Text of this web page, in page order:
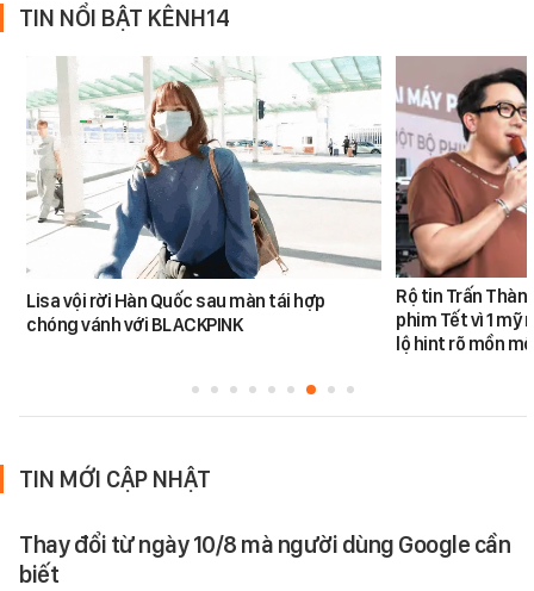
TIN NỔI BẬT KÊNH14
Lisa vội rời Hàn Quốc sau màn tái hợp
chóng vánh với BLACKPINK
Rộ tin Trấn
phim Tết vì 1 mỹ
lộ hint rõ mồn
TIN MỚI CẬP NHẬT
Thay đổi từ ngày 10/8 mà người dùng Google cần
biết